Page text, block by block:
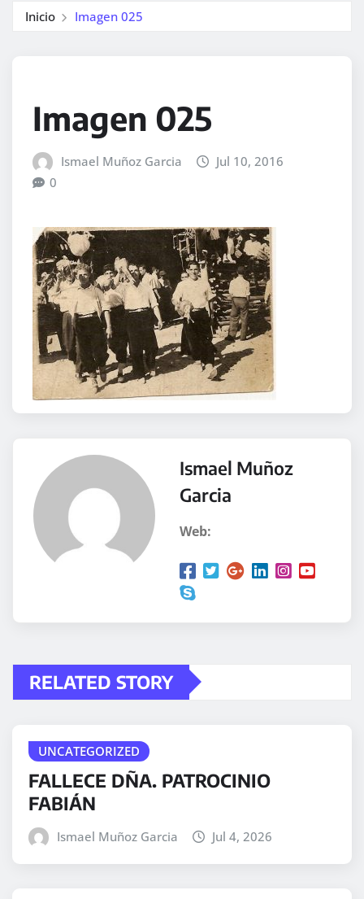
Inicio Imagen 025
Imagen 025
Ismael Muñoz Garcia
Jul 10, 2016
0
Ismael Muñoz
Garcia
Web:
RELATED STORY
UNCATEGORIZED
FALLECE DÑA. PATROCINIO
FABIÁN
Ismael Muñoz Garcia Jul 4, 2026